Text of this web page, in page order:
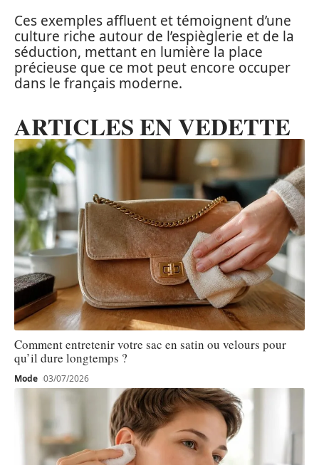
Ces exemples affluent et témoignent d’une
culture riche autour de l’espièglerie et de la
séduction, mettant en lumière la place
précieuse que ce mot peut encore occuper
dans le français moderne.
ARTICLES EN VEDETTE
Comment entretenir votre sac en satin ou velours pour
qu’il dure longtemps ?
Mode 03/07/2026